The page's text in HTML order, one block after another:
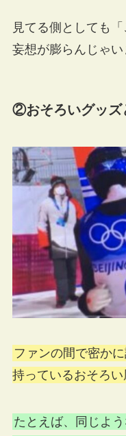
見てる側としても
妄想が膨らんじゃい
②おそろいグッズ
ファンの間で密か
持っているおそろい
たとえば、同じよ